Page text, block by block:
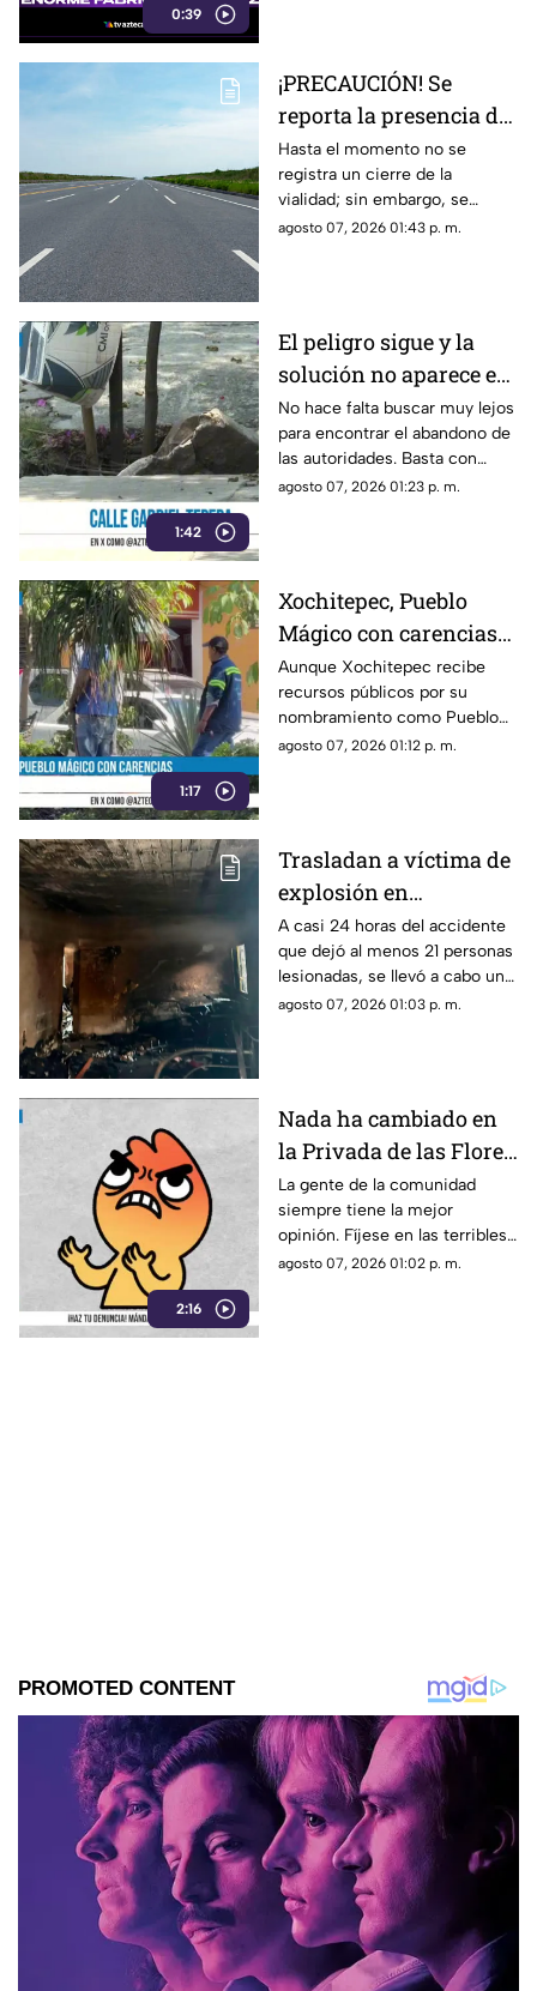
0:39
¡PRECAUCIÓN! Se
reporta la presencia de
manifestantes en la
autopista Cuernavaca-
Acapulco
Hasta el momento no se
registra un cierre de la
vialidad; sin embargo, se
exhorta a los automovilistas a
agosto 07, 2026 01:43 p. m.
1:42
El peligro sigue y la
solución no aparece en
el municipio de
Yautepec
No hace falta buscar muy lejos
para encontrar el abandono de
las autoridades. Basta con
recorrer la calle Gabriel Tepepa
agosto 07, 2026 01:23 p. m.
1:17
Xochitepec, Pueblo
Mágico con carencias
en la zona Centro
Aunque Xochitepec recibe
recursos públicos por su
nombramiento como Pueblo
Mágico, en el primer cuadro
agosto 07, 2026 01:12 p. m.
Trasladan a víctima de
explosión en
Cuernavaca a hospital
especializado
A casi 24 horas del accidente
que dejó al menos 21 personas
lesionadas, se llevó a cabo un
traslado aéreo de una de las
agosto 07, 2026 01:03 p. m.
2:16
Nada ha cambiado en
la Privada de las Flores
de Tepoztlán,
ciudadanos viven sin
pavimento ni drenaje
La gente de la comunidad
siempre tiene la mejor
opinión. Fíjese en las terribles
condiciones en las que viven
agosto 07, 2026 01:02 p. m.